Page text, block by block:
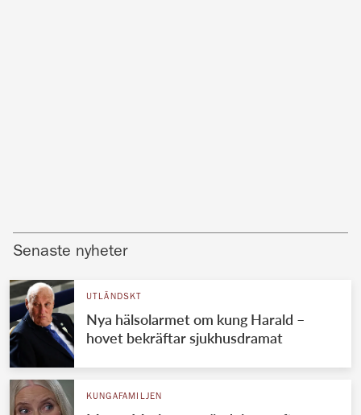
Senaste nyheter
UTLÄNDSKT
Nya hälsolarmet om kung Harald –
hovet bekräftar sjukhusdramat
KUNGAFAMILJEN